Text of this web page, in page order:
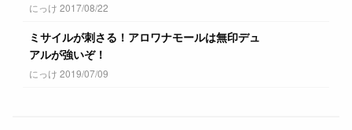
にっけ 2017/08/22
ミサイルが刺さる！アロワナモールは無印デュ
アルが強いぞ！
にっけ 2019/07/09